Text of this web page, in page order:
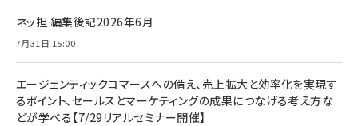
ネッ担 編集後記2026年6月
7月31日 15:00
エージェンティックコマースへの備え、売上拡大と効率化を実現す
るポイント、セールスとマーケティングの成果につなげる考え方な
どが学べる【7/29リアルセミナー開催】